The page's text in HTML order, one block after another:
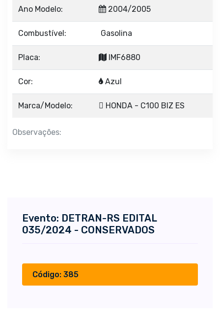
Ano Modelo: 2004/2005
Combustível: Gasolina
Placa: IMF6880
Cor: Azul
Marca/Modelo: HONDA - C100 BIZ ES
Observações:
Evento: DETRAN-RS EDITAL
035/2024 - CONSERVADOS
Código: 385